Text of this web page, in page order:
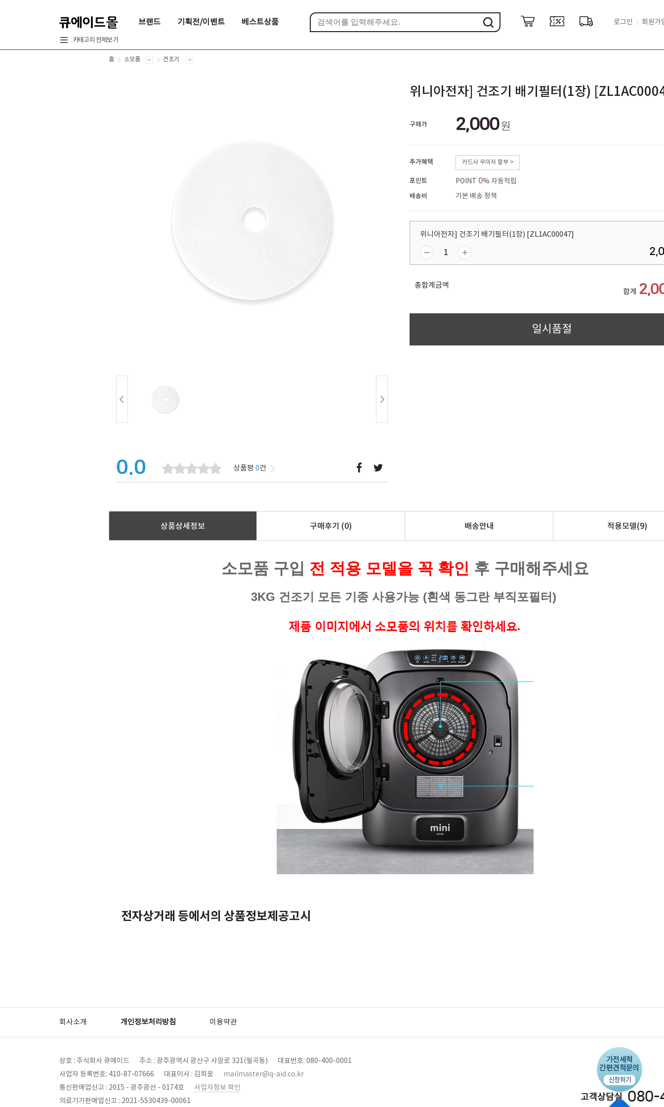
브랜드 기획전/이벤트 베스트상품 로그인 회원가
카테고리 전체보기
홈 소모품 건조기
0.0 상품평 0건
위니아전자] 건조기 배기필터(1장)
구매가 2,000원
추가혜택 카드사 무이자 할부 >
포인트 POINT 0% 자동적립
배송비
기본 배송 정책
위니아전자] 건조기 배기필터(1장) [ZL1AC00047]
총합계금액
합계
일시품절
상품상세정보 구매후기 (0) 배송안내 적용모델(9)
소모품 구입 전 적용 모델을 꼭 확인 후 구매해주세요
3KG 건조기 모든 기종 사용가능 (흰색 동그란 부직포필터)
전자상거래 등에서의 상품정보제공고시
회사소개 개인정보처리방침 이용약관
상호 : 주식회사 큐에이드 주소 : 광주광역시 광산구 사암로 321(월곡동)
대표번호: 080-400-0001
사업자 등록번호: 410-87-07666
대표이사 : 김희웅
mailmaster@q-aid.co.kr
통신판매업신고 : 2015 - 광주광산 - 0174호
사업자정보 확인
의료기기판매업신고 : 2021-5530439-00061
고객상담실 080-